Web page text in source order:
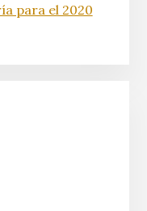
para el 2020